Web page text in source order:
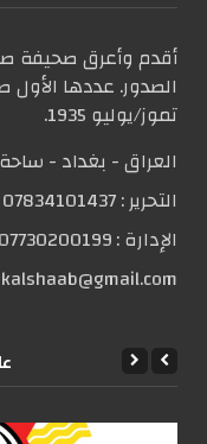
أقدم وأعرق صحيفة
تموز/يوليو 1935.
العراق - بغداد -
التحریر :07834101437
الإدارة :07730200199